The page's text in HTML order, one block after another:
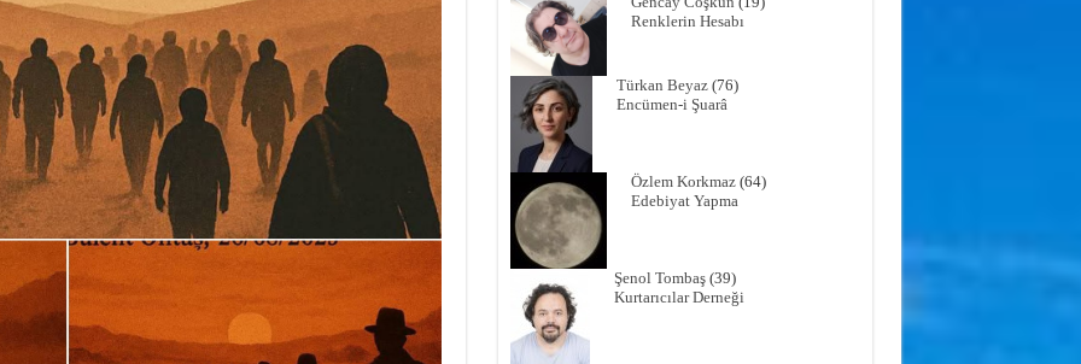
Renklerin Hesabı
Türkan Beyaz(76)
Encümen-i Şuarâ
Özlem Korkmaz(64)
Edebiyat Yapma
Şenol Tombaş(39)
Kurtarıcılar Derneği